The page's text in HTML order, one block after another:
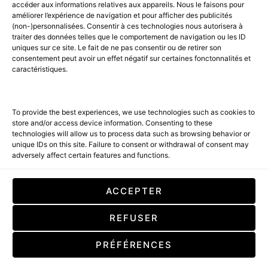
accéder aux informations relatives aux appareils. Nous le faisons pour
améliorer l’expérience de navigation et pour afficher des publicités
(non-)personnalisées. Consentir à ces technologies nous autorisera à
traiter des données telles que le comportement de navigation ou les ID
uniques sur ce site. Le fait de ne pas consentir ou de retirer son
consentement peut avoir un effet négatif sur certaines fonctonnalités et
caractéristiques.
To provide the best experiences, we use technologies such as cookies to
store and/or access device information. Consenting to these
technologies will allow us to process data such as browsing behavior or
unique IDs on this site. Failure to consent or withdrawal of consent may
adversely affect certain features and functions.
ACCEPTER
REFUSER
PRÉFÉRENCES
AGENCE MEDIANE.
ACCUEIL BEST OF LUXE
35 MAGAZINES
SHOPPING & CONCIERGERIE
Voyages Contact
SUBSCRIBE
acceptez nos conditions d'utilisation concernant le stockage des
données soumises par le biais de ce formulaire. By checking this box, you
confirm that you have read and are agreeing to our terms of use